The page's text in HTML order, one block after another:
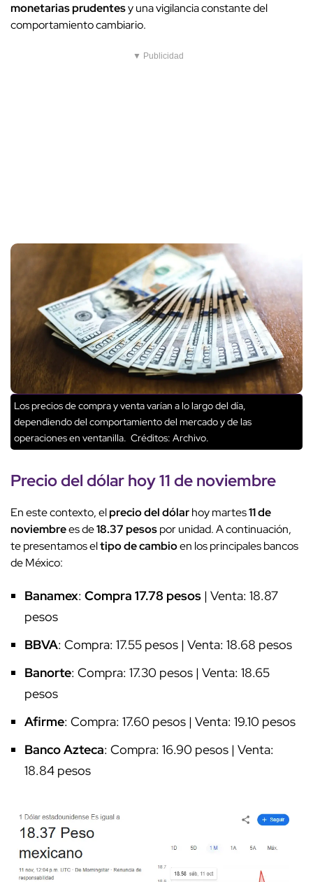
monetarias prudentesy una vigilancia constante del
comportamiento cambiario.
▼ Publicidad
Los precios de compra y venta varían a lo largo del día,
dependiendo del comportamiento del mercado y de las
operaciones en ventanilla. Créditos: Archivo.
Precio del dólar hoy11 de noviembre
En este contexto, elprecio del dólarhoy martes11 de
noviembrees de18.37 pesospor unidad. A continuación,
te presentamos eltipo de cambioen los principales bancos
de México:
Banamex: Compra 17.78 pesos | Venta: 18.87
pesos
BBVA: Compra: 17.55 pesos | Venta: 18.68 pesos
Banorte: Compra: 17.30 pesos | Venta: 18.65
pesos
Afirme: Compra: 17.60 pesos | Venta: 19.10 pesos
Banco Azteca: Compra: 16.90 pesos | Venta:
18.84 pesos